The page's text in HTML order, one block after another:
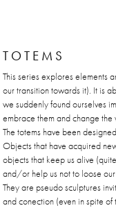
T O T E M S
This series explores elements
our transition towards it). It is
we suddenly found ourselves
embrace them and change
The totems have been
Objects that have acquired
objects that keep us alive
and/or help us not to loose
They are pseudo sculptures
and conection (even in spite